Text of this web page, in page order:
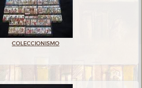
COLECCIONISMO